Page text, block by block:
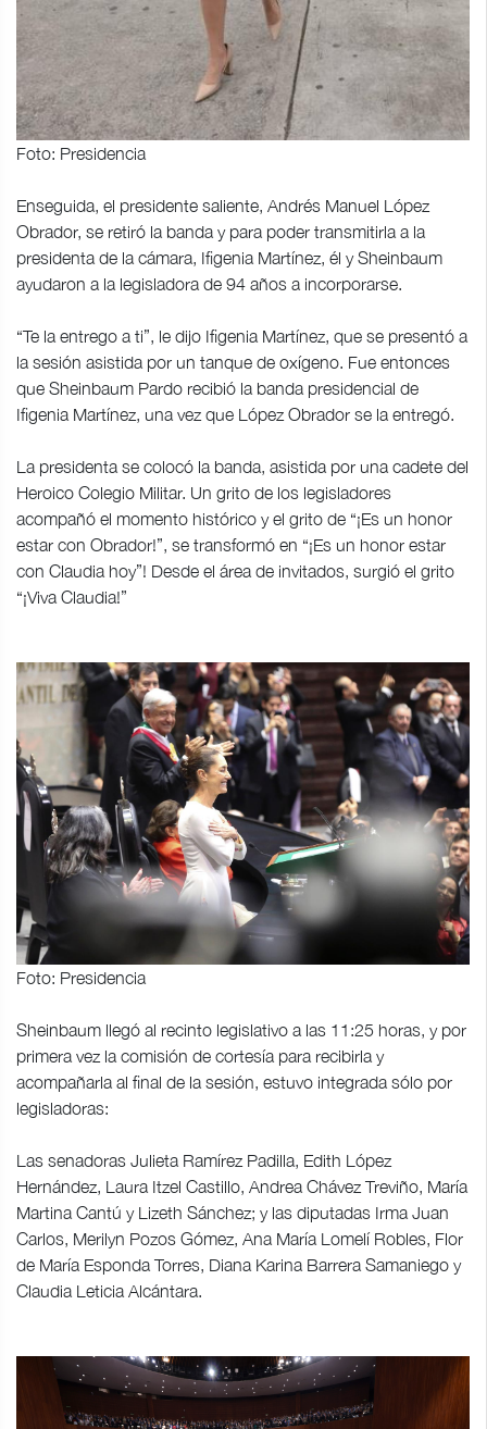
Foto: Presidencia
Enseguida, el presidente saliente, Andrés Manuel López
Obrador, se retiró la banda y para poder transmitirla a la
presidenta de la cámara, Ifigenia Martínez, él y Sheinbaum
ayudaron a la legisladora de 94 años a incorporarse.
“Te la entrego a ti”, le dijo Ifigenia Martínez, que se presentó a
la sesión asistida por un tanque de oxígeno. Fue entonces
que Sheinbaum Pardo recibió la banda presidencial de
Ifigenia Martínez, una vez que López Obrador se la entregó.
La presidenta se colocó la banda, asistida por una cadete del
Heroico Colegio Militar. Un grito de los legisladores
acompañó el momento histórico y el grito de “¡Es un honor
estar con Obrador!”, se transformó en “¡Es un honor estar
con Claudia hoy”! Desde el área de invitados, surgió el grito
“¡Viva Claudia!”
Foto: Presidencia
Sheinbaum llegó al recinto legislativo a las 11:25 horas, y por
primera vez la comisión de cortesía para recibirla y
acompañarla al final de la sesión, estuvo integrada sólo por
legisladoras:
Las senadoras Julieta Ramírez Padilla, Edith López
Hernández, Laura Itzel Castillo, Andrea Chávez Treviño, María
Martina Cantú y Lizeth Sánchez; y las diputadas Irma Juan
Carlos, Merilyn Pozos Gómez, Ana María Lomelí Robles, Flor
de María Esponda Torres, Diana Karina Barrera Samaniego y
Claudia Leticia Alcántara.